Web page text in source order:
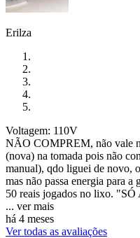
Erilza
Voltagem: 110V
NÃO COMPREM, não vale
(nova) na tomada pois não
manual), qdo liguei de novo,
mas não passa energia para
50 reais jogados no lixo.
... ver mais
há 4 meses
Ver todas as avaliações